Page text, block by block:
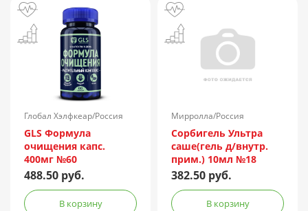
Глобал Хэлфкеар/Россия
GLS Формула
очищения капс.
400мг №60
488.50 руб.
В корзину
Мирролла/Россия
Сорбигель Ультра
саше(гель д/внутр.
прим.) 10мл №18
382.50 руб.
В корзину